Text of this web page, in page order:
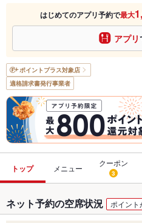
はじめてのアプリ予約で最大
アプリ
ポイントプラス対象店
適格請求書発行事業者
トップ メニュー
クーポン
3
ネット予約の空席状況 ポイント